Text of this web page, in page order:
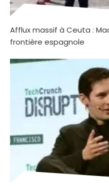
Afflux massif à Ceuta :
frontière espagnole